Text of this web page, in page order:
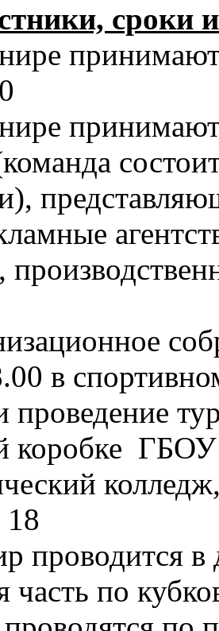
сроки и
в
проведение
коробке
18
проводится в
часть по